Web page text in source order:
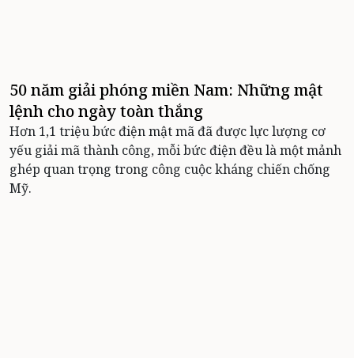
50 năm giải phóng miền Nam: Những mật
lệnh cho ngày toàn thắng
Hơn 1,1 triệu bức điện mật mã đã được lực lượng cơ
yếu giải mã thành công, mỗi bức điện đều là một mảnh
ghép quan trọng trong công cuộc kháng chiến chống
Mỹ.